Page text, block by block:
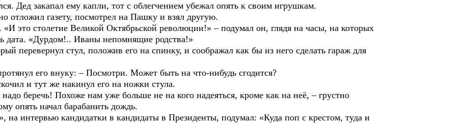
закапал ему капли, тот с облегчением убежал опять к своим игрушкам.
газету, посмотрел на Пашку и взял другую.
столетие Великой Октябрьской революции!» – подумал он, глядя на часы, на которых
дата. «Дурдом!.. Иваны непомнящие родства!»
стул, положив его на спинку, и соображал как бы из него сделать гараж для
его внуку: – Посмотри. Может быть на что-нибудь сгодится?
и тут же накинул его на ножки стула.
беречь! Похоже нам уже больше не на кого надеяться, кроме как на неё, – грустно
опять начал барабанить дождь.
кандидатки в кандидаты в Президенты, подумал: «Куда поп с крестом, туда и